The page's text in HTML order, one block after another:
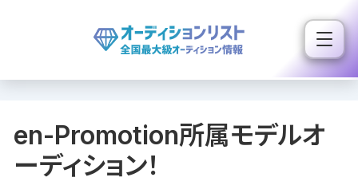
ス
en-Promotion所属モデルオ
ーディション！